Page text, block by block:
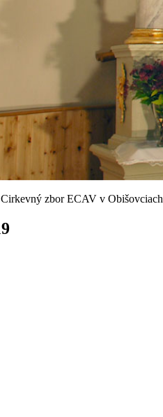
zbor ECAV v Obišovciach